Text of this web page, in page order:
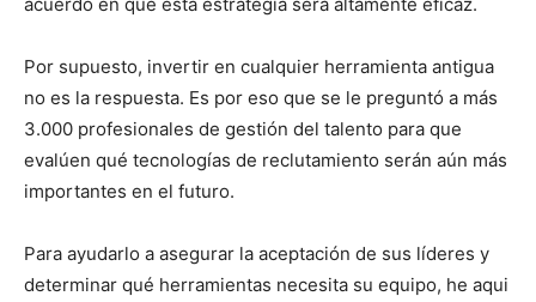
Por supuesto, invertir en cualquier herramienta antigua
no es la respuesta. Es por eso que se le preguntó a más
3.000 profesionales de gestión del talento para que
evalúen qué tecnologías de reclutamiento serán aún más
importantes en el futuro.
Para ayudarlo a asegurar la aceptación de sus líderes y
determinar qué herramientas necesita su equipo, he aqui